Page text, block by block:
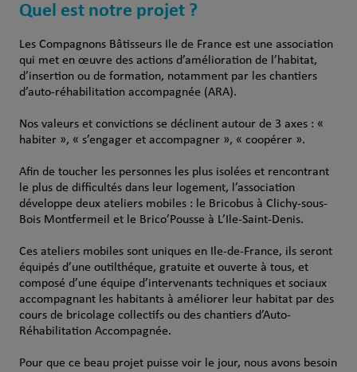
Quel est notre projet ?
Les Compagnons Bâtisseurs Ile de France est une association
qui met en œuvre des actions d’amélioration de l’habitat,
d’insertion ou de formation, notamment par les chantiers
d’auto-réhabilitation accompagnée (ARA).
Nos valeurs et convictions se déclinent autour de 3 axes : «
habiter », « s’engager et accompagner », « coopérer ».
Afin de toucher les personnes les plus isolées et rencontrant
le plus de difficultés dans leur logement, l’association
développe deux ateliers mobiles : le Bricobus à Clichy-sous-
Bois Montfermeil et le Brico’Pousse à L’Ile-Saint-Denis.
Ces ateliers mobiles sont uniques en Ile-de-France, ils seront
équipés d’une outilthéque, gratuite et ouverte à tous, et
composé d’une équipe d’intervenants techniques et sociaux
accompagnant les habitants à améliorer leur habitat par des
cours de bricolage collectifs ou des chantiers d’Auto-
Réhabilitation Accompagnée.
Pour que ce beau projet puisse voir le jour, nous avons besoin